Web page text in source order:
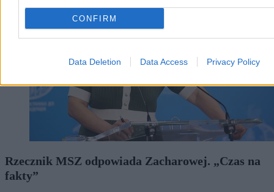
CONFIRM
Data Deletion Data Access Privacy Policy
Rzecznik MSZ odpowiada Zacharowej. „Czas na
fakty”